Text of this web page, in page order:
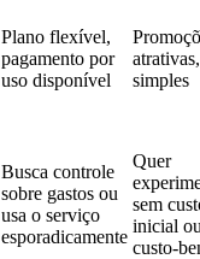
Plano flexível,
pagamento por
uso disponível
simples
Busca controle
sobre gastos ou
usa o serviço
esporadicamente
Quer
sem
inicial
custo-